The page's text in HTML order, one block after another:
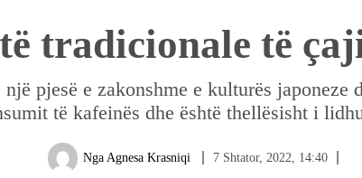
tradicionale të
pjesë e zakonshme e kulturës
të kafeinës dhe është thellësisht i
Nga Agnesa Krasniqi 7 Shtator, 2022, 14:40